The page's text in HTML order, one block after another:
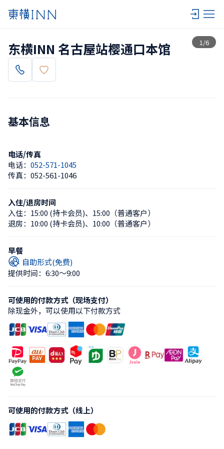
1 /6
查看一览
东横INN 名古屋站樱通口本馆
基本信息
电话/传真
电话： 052-571-1045
传真： 052-561-1046
入住/退房时间
入住： 15:00 (持卡会员)、 15:00（普通客户）
退房： 10:00 (持卡会员)、 10:00（普通客户）
早餐
自助形式(免费)
提供时间：6:30〜9:00
可使用的付款方式（现场支付）
除现金外，可以使用以下付款方式
可使用的付款方式（线上）